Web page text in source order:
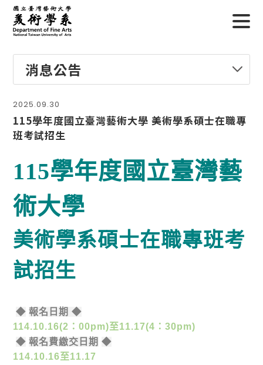
消息公告
2025.09.30
115學年度國立臺灣藝術大學 美術學系碩士在職專
班考試招生
115學年度國 立臺灣藝
術大學
美術學系碩士在職專班考
試招生
◆ 報名日期◆
114.10.16(2 ：00pm)至11.17(4 ：30pm)
◆ 報名費繳交日期 ◆
114.10.16至11.17